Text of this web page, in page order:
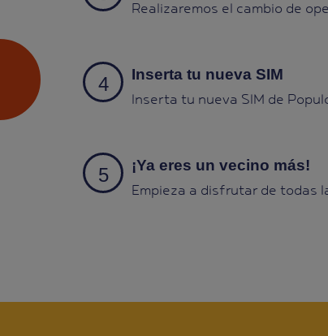
Realizaremos el cambio de
Inserta tu nueva SIM
Inserta tu nueva SIM de
¡Ya eres un vecino más!
Empieza a disfrutar de todas